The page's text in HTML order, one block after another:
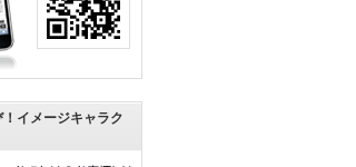
イメージキャラク